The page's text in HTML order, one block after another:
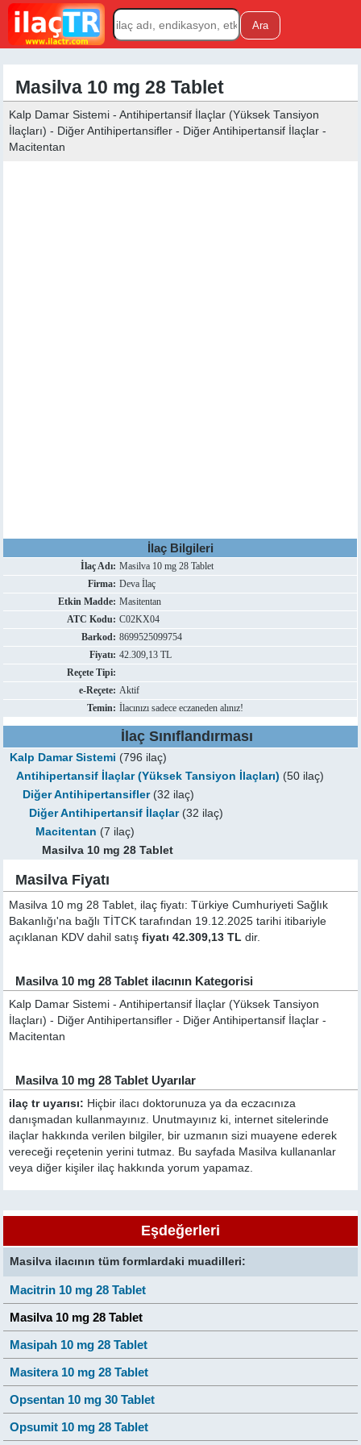
Masilva 10 mg 28 Tablet
Kalp Damar Sistemi - Antihipertansif İlaçlar (Yüksek Tansiyon
İlaçları) - Diğer Antihipertansifler - Diğer Antihipertansif İlaçlar -
Macitentan
İlaç Bilgileri
İlaç Adı: Masilva 10 mg 28 Tablet
Firma: Deva İlaç
Etkin Madde: Masitentan
ATC Kodu: C02KX04
Barkod: 8699525099754
Fiyatı: 42.309,13 TL
Reçete Tipi:
e-Reçete: Aktif
Temin: İlacınızı sadece eczaneden alınız!
İlaç Sınıflandırması
Kalp Damar Sistemi (796 ilaç)
Antihipertansif İlaçlar (Yüksek Tansiyon İlaçları) (50 ilaç)
Diğer Antihipertansifler(32 ilaç)
Diğer Antihipertansif İlaçlar(32 ilaç)
Macitentan (7 ilaç)
Masilva 10 mg 28 Tablet
Masilva Fiyatı
Masilva 10 mg 28 Tablet, ilaç fiyatı: Türkiye Cumhuriyeti Sağlık
Bakanlığı'na bağlı TİTCK tarafından 19.12.2025 tarihi itibariyle
açıklanan KDV dahil satışfiyatı 42.309,13 TL dir.
Masilva 10 mg 28 Tablet ilacının Kategorisi
Kalp Damar Sistemi - Antihipertansif İlaçlar (Yüksek Tansiyon
İlaçları) - Diğer Antihipertansifler - Diğer Antihipertansif İlaçlar -
Macitentan
Masilva 10 mg 28 Tablet Uyarılar
ilaç tr uyarısı: Hiçbir ilacı doktorunuza ya da eczacınıza
danışmadan kullanmayınız. Unutmayınız ki, internet sitelerinde
ilaçlar hakkında verilen bilgiler, bir uzmanın sizi muayene ederek
vereceği reçetenin yerini tutmaz. Bu sayfada Masilva kullananlar
veya diğer kişiler ilaç hakkında yorum yapamaz.
Eşdeğerleri
Masilva ilacının tüm formlardaki muadilleri:
Macitrin 10 mg 28 Tablet
Masilva 10 mg 28 Tablet
Masipah 10 mg 28 Tablet
Masitera 10 mg 28 Tablet
Opsentan 10 mg 30 Tablet
Opsumit 10 mg 28 Tablet